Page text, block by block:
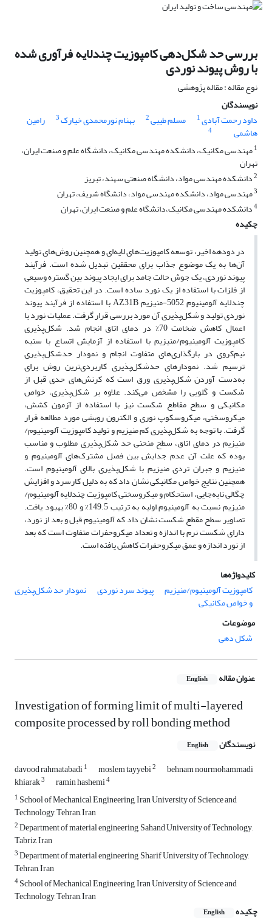
بررسی حد شکل‌دهی کامپوزیت چندلایه فرآوری شده
با روش پیوند نوردی
نوع مقاله : مقاله پژوهشی
نویسندگان
داود رحمت آبادی1 مسلم طیبی2 بهنام نورمحمدی خیارک3 رامین
هاشمی
4
1مهندسی مکانیک، دانشکده مهندسی مکانیک، دانشگاه علم و صنعت ایران،
تهران
2دانشکده مهندسی مواد، دانشگاه صنعتی سهند، تبریز
3مهندسی مواد، دانشکده مهندسی مواد، دانشگاه شریف، تهران
4دانشکده مهندسی مکانیک،دانشگاه علم و صنعت ایران، تهران
چکیده
در دودهه اخیر، توسعه کامپوزیت‌های لایه‌ای و همچنین روش‌های تولید
آن‌ها به یک موضوع جذاب برای محققین تبدیل شده است. فرآیند
پیوند نوردی، یک جوش حالت جامد برای ایجاد پیوند بین گستره وسیعی
از فلزات با استفاده از یک نورد ساده است. در این تحقیق، کامپوزیت
چندلایه آلومینیوم 5052-منیزیم AZ31B با استفاده از فرآیند پیوند
نوردی تولید و شکل‌پذیری آن‌ مورد بررسی قرار گرفت. عملیات نورد با
اعمال کاهش ضخامت 70% در دمای اتاق انجام شد. شکل‌پذیری
کامپوزیت آلومینیوم/منیزیم با استفاده از آزمایش اتساع با سنبه
نیم‌کروی در بارگذاری‌های متفاوت انجام و نمودار حدشکل‌پذیری
ترسیم شد. نمودارهای حدشکل‌پذیری کاربردی‌ترین روش برای
به‌دست آوردن شکل‌پذیری ورق است که کرنش‌های حدی قبل از
شکست و گلویی را مشخص می‌کند. علاوه بر شکل‌پذیری، خواص
مکانیکی و سطح مقاطع شکست نیز با استفاده از آزمون کشش،
میکروسختی، میکروسکوپ نوری و الکترون روبشی مورد مطالعه قرار
گرفت. با توجه به شکل‌پذیری کم منیزیم و تولید کامپوزیت آلومینیوم/
منیزیم در دمای اتاق، سطح منحنی حد شکل‌پذیری مطلوب و مناسب
بوده که علت آن عدم جدایش بین فصل مشترک‌های آلومینیوم و
منیزیم و جبران تردی منیزیم با شکل‌پذیری بالای آلومینیوم است.
همچنین نتایج خواص مکانیکی نشان داد که به دلیل کارسرد و افزایش
چگالی نابه‌جایی، استحکام و میکروسختی کامپوزیت چندلایه آلومینیوم/
منیزیم نسبت به آلومینیوم اولیه به ترتیب 149.5% و 80% بهبود یافت.
تصاویر سطح مقطع شکست نشان داد که آلومینیوم قبل و بعد از نورد،
دارای شکست نرم با اندازه و تعداد میکروحفرات متفاوت است که بعد
از نورد اندازه و عمق میکروحفرات کاهش یافته است.
کلیدواژه‌ها
کامپوزیت آلومینیوم/منیزیم
پیوند سرد نوردی نمودار حد شکل‌پذیری
و خواص مکانیکی
موضوعات
شکل دهی
عنوان مقاله English
Investigation of forming limit of multi-layered
composite processed by roll bonding method
نویسندگان English
davood rahmatabadi1 moslem tayyebi2 behnam nourmohammadi
khiarak3 ramin hashemi4
1 School of Mechanical Engineering, Iran University of Science and
Technology, Tehran, Iran
2Department of material engineering, Sahand University of Technology,
Tabriz, Iran
3Department of material engineering, Sharif University of Technology,
Tehran, Iran
4School of Mechanical Engineering, Iran University of Science and
Technology, Tehran, Iran
چکیده
English